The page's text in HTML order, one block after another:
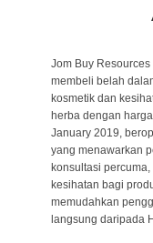
Jom Buy
membeli belah
kosmetik dan
herba dengan
January 2019,
yang menawarkan
konsultasi
kesihatan bagi
memudahkan
langsung daripada